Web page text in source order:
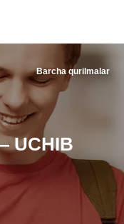
UCHIB
Barcha qurilmalar